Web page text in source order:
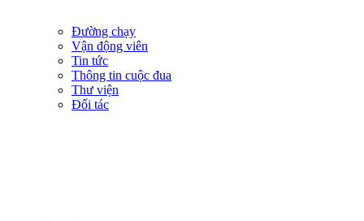
Đường chạy
Vận động viên
Tin tức
Thông tin cuộc đua
Thư viện
Đối tác